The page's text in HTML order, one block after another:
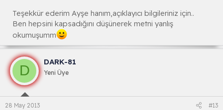
Teşekkür ederim Ayşe hanım,açıklayıcı bilgileriniz için..
Ben hepsini kapsadığını düşünerek metni yanlış
okumuşumm
D
DARK-81
Yeni Üye
28 May 2013 #13